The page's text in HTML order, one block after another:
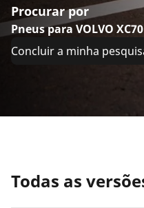
Procurar por
Pneus para VOLVO XC70
Concluir a minha
Todas as